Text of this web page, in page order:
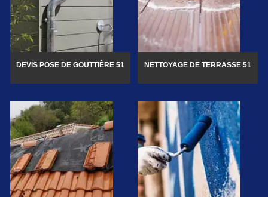
DEVIS POSE DE GOUTTIÈRE 51 NETTOYAGE DE TERRASSE 51